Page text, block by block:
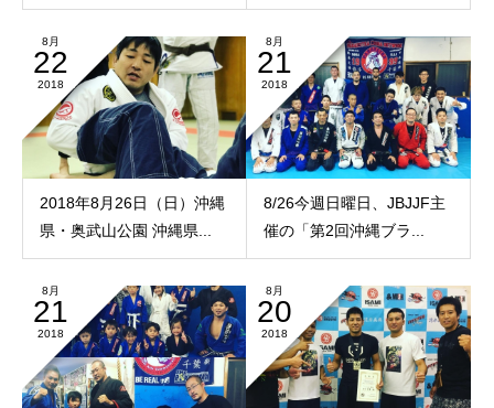
8月
22
2018
2018年8月26日（日）沖縄
県・奥武山公園 沖縄県...
8月
21
2018
8/26今週日曜日、JBJJF主
催の「第2回沖縄ブラ...
8月
21
2018
8月
20
2018